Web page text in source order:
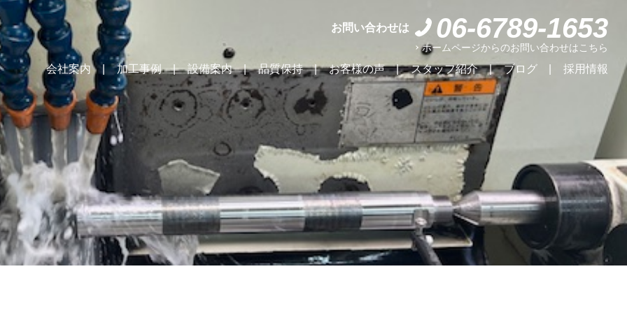
会社案内 加工事例 設備案内 品質保持 お客様の声 スタッフ紹介 ブログ 採用情報
お問い合わせは 06-6789-1653
ホームページからのお問い合わせはこちら